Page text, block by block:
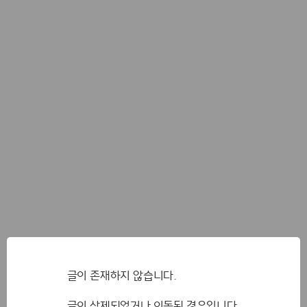
글이 존재하지 않습니다.